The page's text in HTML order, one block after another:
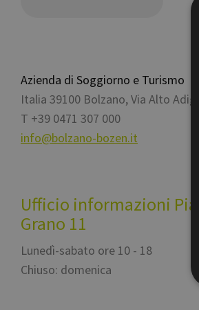
Azienda di Soggiorno e Turismo
Italia 39100 Bolzano,Via Alto Adige
T +39 0471 307 000
info@bolzano-bozen.it
Ufficio informazioni
Grano 11
Lunedì-sabato ore 10 - 18
Chiuso: domenica